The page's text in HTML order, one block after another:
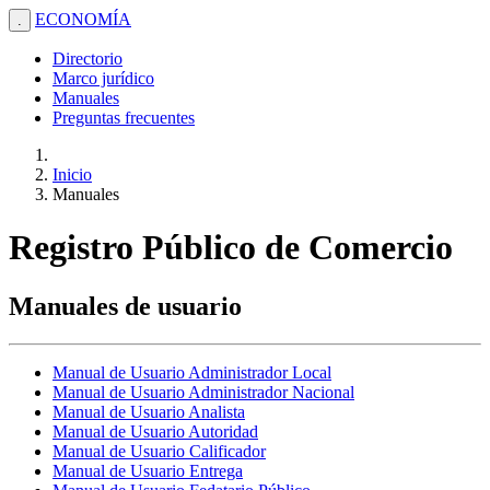
. ECONOMÍA
Directorio
Marco jurídico
Manuales
Preguntas frecuentes
Inicio
Manuales
Registro Público de Comercio
Manuales de usuario
Manual de Usuario Administrador Local
Manual de Usuario Administrador Nacional
Manual de Usuario Analista
Manual de Usuario Autoridad
Manual de Usuario Calificador
Manual de Usuario Entrega